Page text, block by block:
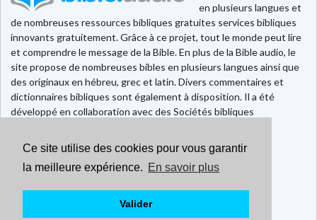
Ce site utilise des cookies pour vous garantir
la meilleure expérience. En savoir plus
Valider
en plusieurs langues et
de nombreuses ressources bibliques gratuites services bibliques
innovants gratuitement. Grâce à ce projet, tout le monde peut lire
et comprendre le message de la Bible. En plus de la Bible audio, le
site propose de nombreuses bibles en plusieurs langues ainsi que
des originaux en hébreu, grec et latin. Divers commentaires et
dictionnaires bibliques sont également à disposition. Il a été
développé en collaboration avec des Sociétés bibliques
Faire un don
Contact